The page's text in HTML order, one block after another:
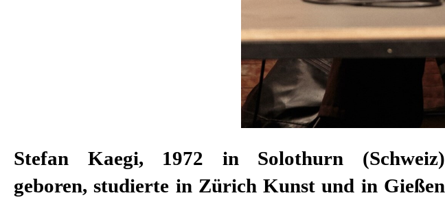
Stefan Kaegi, 1972 in Solothurn (Schweiz)
geboren, studierte in Zürich Kunst und in Gießen